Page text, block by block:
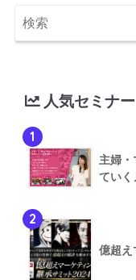
人気セミナー
1
主婦
ていく
2
億超